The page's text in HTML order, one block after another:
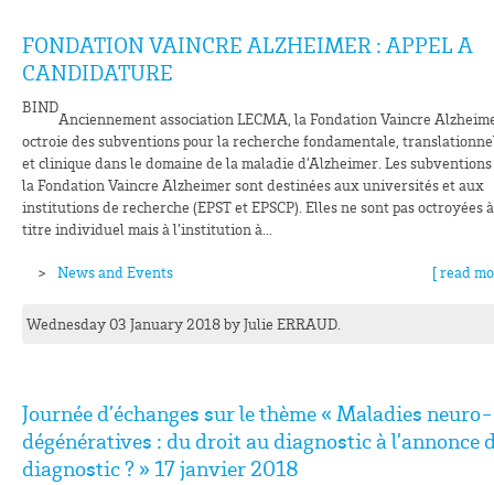
FONDATION VAINCRE ALZHEIMER : APPEL A
CANDIDATURE
BIND
Anciennement association LECMA, la Fondation Vaincre
octroie des subventions pour la recherche fondamentale,
et clinique dans le domaine de la maladie d’Alzheimer. Les
la Fondation Vaincre Alzheimer sont destinées aux universités et aux
institutions de recherche (EPST et EPSCP). Elles ne sont pas octroyées à
titre individuel mais à l’institution à...
News and Events [ read
Wednesday 03 January 2018byJulie ERRAUD.
Journée d’échanges sur le thème « Maladies neuro-
dégénératives : du droit au diagnostic à l’annonce
diagnostic ? » 17 janvier 2018